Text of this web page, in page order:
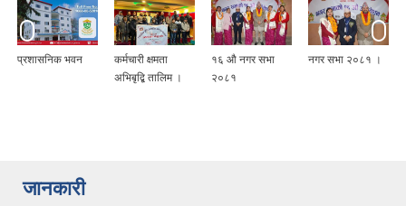
प्रशासनिक भवन
कर्मचारी क्षमता
अभिबृद्बि तालिम ।
१६ औ नगर सभा
२०८१
नगर सभा २०८१ ।
जानकारी